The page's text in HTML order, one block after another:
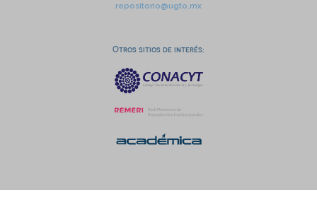
repositorio@ugto.mx
Otros sitios de interés: